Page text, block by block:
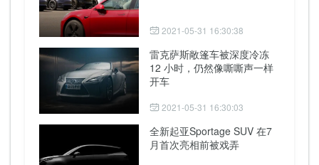
2021-05-31 16:30:38
雷克萨斯敞篷车被深度冷冻
12 小时，仍然像嘶嘶声一样
开车
2021-05-31 16:30:03
全新起亚Sportage SUV 在7
月首次亮相前被戏弄